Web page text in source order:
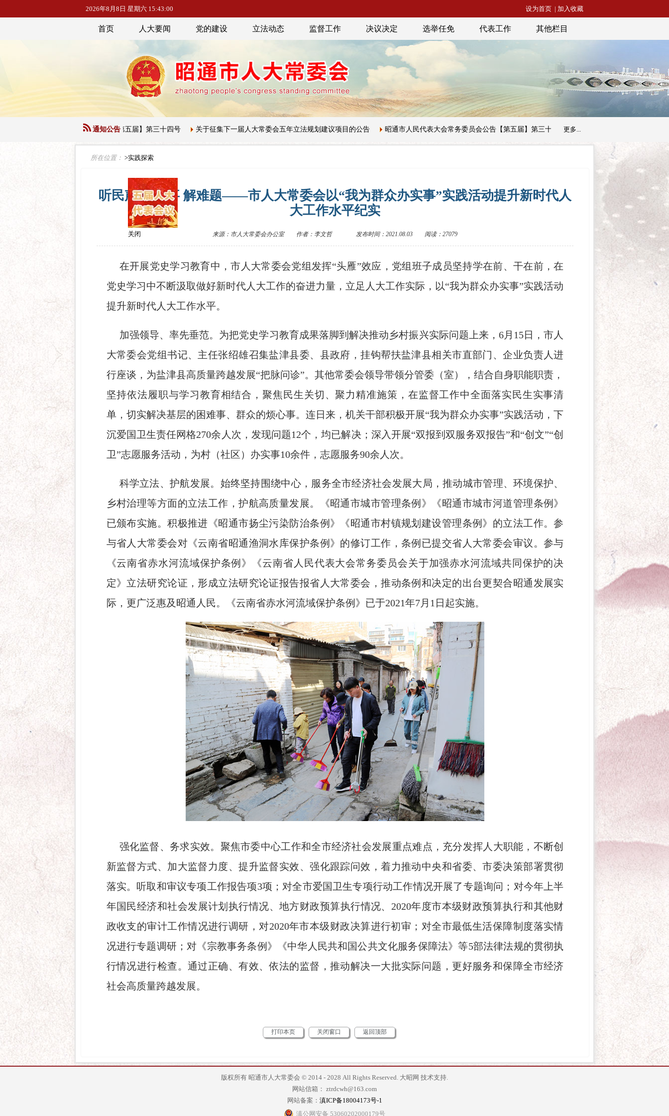
2026年8月8日 星期六 15:43:01 设为首页 | 加入收藏
首页 人大要闻 党的建设 立法动态 监督工作 决议决定 选举任免 代表工作 其他栏目
通知公告
民代表大会常务委员会公告【第五届】第三十四号 关于征集下一届人大常委会五年立法规划建议项目的公告 昭通市人民代表大会常务委员会公告【第五届】第三十三号 昭通市人民代表大会常务委员会公
更多...
所在位置： >实践探索
听民声 办实事 解难题——市人大常委会以“我为群众办实事”实践活动提升新时代人
大工作水平纪实
来源：市人大常委会办公室 作者：李文哲 发布时间：2021.08.03 阅读：27079
在开展党史学习教育中，市人大常委会党组发挥“头雁”效应，党组班子成员坚持学在前、干在前，在
党史学习中不断汲取做好新时代人大工作的奋进力量，立足人大工作实际，以“我为群众办实事”实践活动
提升新时代人大工作水平。
加强领导、率先垂范。为把党史学习教育成果落脚到解决推动乡村振兴实际问题上来，6月15日，市人
大常委会党组书记、主任张绍雄召集盐津县委、县政府，挂钩帮扶盐津县相关市直部门、企业负责人进
行座谈，为盐津县高质量跨越发展“把脉问诊”。其他常委会领导带领分管委（室），结合自身职能职责，
坚持依法履职与学习教育相结合，聚焦民生关切、聚力精准施策，在监督工作中全面落实民生实事清
单，切实解决基层的困难事、群众的烦心事。连日来，机关干部积极开展“我为群众办实事”实践活动，下
沉爱国卫生责任网格270余人次，发现问题12个，均已解决；深入开展“双报到双服务双报告”和“创文”“创
卫”志愿服务活动，为村（社区）办实事10余件，志愿服务90余人次。
科学立法、护航发展。始终坚持围绕中心，服务全市经济社会发展大局，推动城市管理、环境保护、
乡村治理等方面的立法工作，护航高质量发展。《昭通市城市管理条例》《昭通市城市河道管理条例》
已颁布实施。积极推进《昭通市扬尘污染防治条例》《昭通市村镇规划建设管理条例》的立法工作。参
与省人大常委会对《云南省昭通渔洞水库保护条例》的修订工作，条例已提交省人大常委会审议。参与
《云南省赤水河流域保护条例》《云南省人民代表大会常务委员会关于加强赤水河流域共同保护的决
定》立法研究论证，形成立法研究论证报告报省人大常委会，推动条例和决定的出台更契合昭通发展实
际，更广泛惠及昭通人民。《云南省赤水河流域保护条例》已于2021年7月1日起实施。
强化监督、务求实效。聚焦市委中心工作和全市经济社会发展重点难点，充分发挥人大职能，不断创
新监督方式、加大监督力度、提升监督实效、强化跟踪问效，着力推动中央和省委、市委决策部署贯彻
落实。听取和审议专项工作报告项3项；对全市爱国卫生专项行动工作情况开展了专题询问；对今年上半
年国民经济和社会发展计划执行情况、地方财政预算执行情况、2020年度市本级财政预算执行和其他财
政收支的审计工作情况进行调研，对2020年市本级财政决算进行初审；对全市最低生活保障制度落实情
况进行专题调研；对《宗教事务条例》《中华人民共和国公共文化服务保障法》等5部法律法规的贯彻执
行情况进行检查。通过正确、有效、依法的监督，推动解决一大批实际问题，更好服务和保障全市经济
社会高质量跨越发展。
打印本页 关闭窗口 返回顶部
版权所有 昭通市人大常委会 © 2014 - 2028 All Rights Reserved. 大昭网 技术支持.
网站信箱： ztrdcwh@163.com
网站备案： 滇ICP备18004173号-1
滇公网安备 53060202000179号